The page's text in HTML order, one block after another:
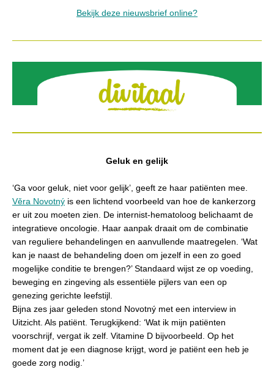
Bekijk deze nieuwsbrief online?
Geluk en gelijk
‘Ga voor geluk, niet voor gelijk’, geeft ze haar patiënten mee.
Věra Novotný is een lichtend voorbeeld van hoe de kankerzorg
er uit zou moeten zien. De internist-hematoloog belichaamt de
integratieve oncologie. Haar aanpak draait om de combinatie
van reguliere behandelingen en aanvullende maatregelen. ‘Wat
kan je naast de behandeling doen om jezelf in een zo goed
mogelijke conditie te brengen?’ Standaard wijst ze op voeding,
beweging en zingeving als essentiële pijlers van een op
genezing gerichte leefstijl.
Bijna zes jaar geleden stond Novotný met een interview in
Uitzicht. Als patiënt. Terugkijkend: ‘Wat ik mijn patiënten
voorschrijf, vergat ik zelf. Vitamine D bijvoorbeeld. Op het
moment dat je een diagnose krijgt, word je patiënt een heb je
goede zorg nodig.’